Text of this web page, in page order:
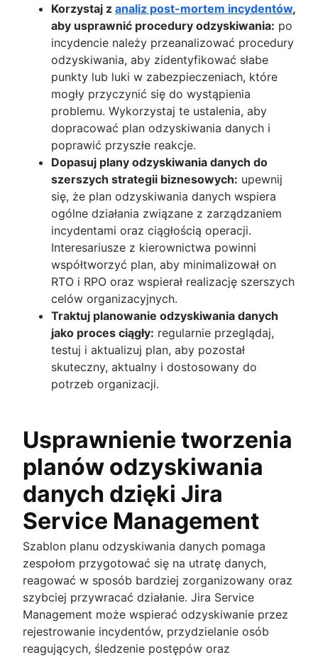
Korzystaj z analiz post-mortem incydentów,
aby usprawnić procedury odzyskiwania: po
incydencie należy przeanalizować procedury
odzyskiwania, aby zidentyfikować słabe
punkty lub luki w zabezpieczeniach, które
mogły przyczynić się do wystąpienia
problemu. Wykorzystaj te ustalenia, aby
dopracować plan odzyskiwania danych i
poprawić przyszłe reakcje.
Dopasuj plany odzyskiwania danych do
szerszych strategii biznesowych: upewnij
się, że plan odzyskiwania danych wspiera
ogólne działania związane z zarządzaniem
incydentami oraz ciągłością operacji.
Interesariusze z kierownictwa powinni
współtworzyć plan, aby minimalizował on
RTO i RPO oraz wspierał realizację szerszych
celów organizacyjnych.
Traktuj planowanie odzyskiwania danych
jako proces ciągły: regularnie przeglądaj,
testuj i aktualizuj plan, aby pozostał
skuteczny, aktualny i dostosowany do
potrzeb organizacji.
Usprawnienie tworzenia
planów odzyskiwania
danych dzięki Jira
Service Management
Szablon planu odzyskiwania danych pomaga
zespołom przygotować się na utratę danych,
reagować w sposób bardziej zorganizowany oraz
szybciej przywracać działanie. Jira Service
Management może wspierać odzyskiwanie przez
rejestrowanie incydentów, przydzielanie osób
reagujących, śledzenie postępów oraz